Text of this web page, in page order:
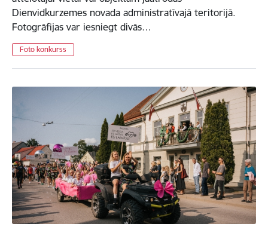
Dienvidkurzemes novada administratīvajā teritorijā.
Fotogrāfijas var iesniegt divās…
Foto konkurss